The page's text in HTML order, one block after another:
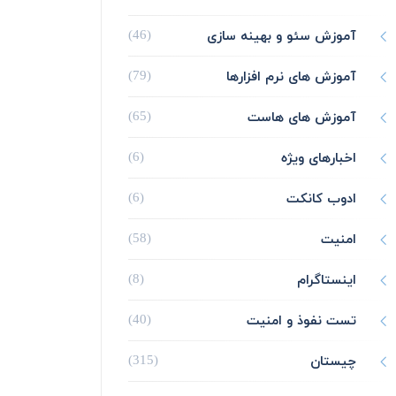
آموزش سئو و بهینه سازی (46)
آموزش های نرم افزارها (79)
آموزش های هاست (65)
اخبارهای ویژه (6)
ادوب کانکت (6)
امنیت (58)
اینستاگرام (8)
تست نفوذ و امنیت (40)
چیستان (315)